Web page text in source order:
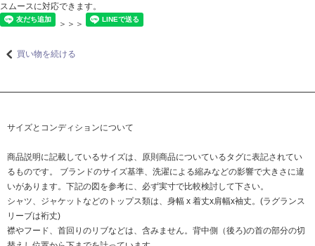
スムースに対応できます。
＞＞＞
買い物を続ける
サイズとコンディションについて
商品説明に記載しているサイズは、原則商品についているタグに表記されてい
るものです。 ブランドのサイズ基準、洗濯による縮みなどの影響で大きさに違
いがあります。下記の図を参考に、必ず実寸で比較検討して下さい。
シャツ、ジャケットなどのトップス類は、身幅 x 着丈x肩幅x袖丈。(ラグランス
リーブは裄丈)
襟やフード、首回りのリブなどは、含みません。背中側（後ろ)の首の部分の切